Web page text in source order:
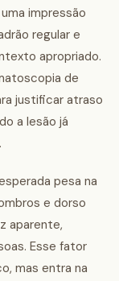
impressão
regular e
apropriado.
de
justificar atraso
a lesão já
pesa na
e dorso
aparente,
Esse fator
mas entra na